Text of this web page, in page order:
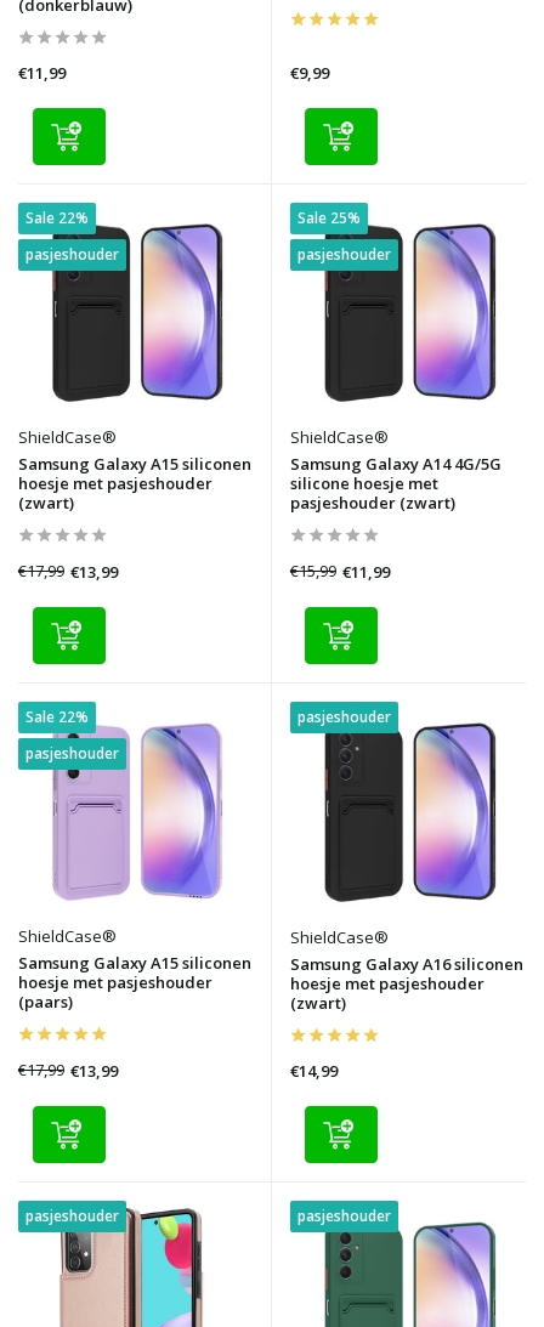
(donkerblauw)
€11,99 €9,99
Sale 22%
pasjeshouder
ShieldCase®
Samsung Galaxy A15 siliconen
hoesje met pasjeshouder
(zwart)
€17,99 €13,99
Sale 25%
pasjeshouder
ShieldCase®
Samsung Galaxy A14 4G/5G
silicone hoesje met
pasjeshouder (zwart)
€15,99 €11,99
Sale 22%
pasjeshouder
ShieldCase®
Samsung Galaxy A15 siliconen
hoesje met pasjeshouder
(paars)
€17,99 €13,99
pasjeshouder
ShieldCase®
Samsung Galaxy A16 siliconen
hoesje met pasjeshouder
(zwart)
€14,99
pasjeshouder pasjeshouder